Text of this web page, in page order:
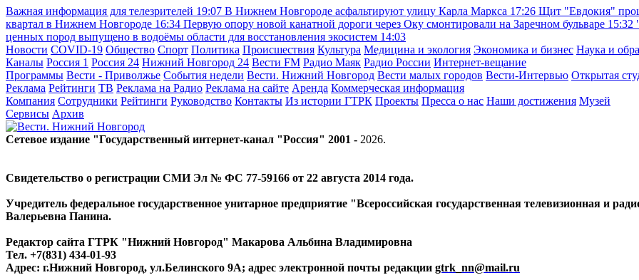
Важная информация для телезрителей 19:07 В Нижнем Новгороде асфальтируют улицу Карла Маркса 17:26 Щит "Евдокия"
квартал в Нижнем Новгороде 16:34 Первую опору новой канатной дороги через Оку смонтировали на Заречном бульваре 15:32
ценных пород выпущено в водоёмы области для восстановления экосистем 14:03
Новости COVID-19 Общество Спорт Политика Происшествия Культура Медицина и экология Экономика и бизнес Наука и
Каналы Россия 1 Россия 24 Нижний Новгород 24 Вести FM Радио Маяк Радио России Интернет-вещание
Программы Вести - Приволжье События недели Вести. Нижний Новгород Вести малых городов Вести-Интервью Открытая
Реклама Рейтинги ТВ Реклама на Радио Реклама на сайте Аренда Коммерческая информация
Компания Сотрудники Рейтинги Руководство Контакты Из истории ГТРК Проекты Пресса о нас Наши достижения Музей
Сервисы Архив
Сетевое издание "Государственный интернет-канал "Россия" 2001 - 2026.
Свидетельство о регистрации СМИ Эл № ФС 77-59166 от 22 августа 2014 года.
Учредитель федеральное государственное унитарное предприятие "Всероссийская государственная телевизионная и
Валерьевна Панина.
Редактор сайта ГТРК "Нижний Новгород" Макарова Альбина Владимировна
Тел. +7(831) 434-01-93
Адрес: г.Нижний Новгород, ул.Белинского 9А; адрес электронной почты редакции gtrk_nn@mail.ru